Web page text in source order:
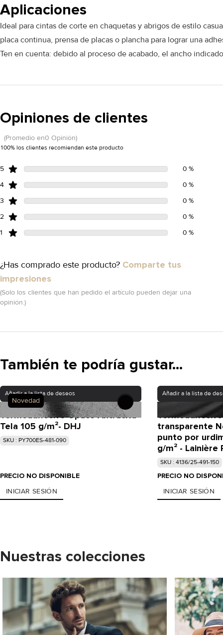
Aplicaciones
Ideal para cintas de corte en chaquetas y abrigos de estilo
placa continua, prensa de placas o plancha para lograr una
Ten en cuenta: debido al proceso de acabado, el ancho
Opiniones de clientes
(Promedio en0 Opinión)
100% los clientes recomiendan este producto
5
0 %
4
0 %
3
0 %
2
0 %
1
0 %
¿Has comprado este producto? Comparte tus
impresiones
(Solo los clientes que han pedido el artículo pueden dejar una
opinión.)
También te podría gustar...
Novedad
Añadir a la lista de deseos
Termoadhesivo Opaco Antracita
Tela 105 g/m²- DHJ
SKU : PY700ES-481-090
PRECIO NO DISPONIBLE
INICIAR SESIÓN
Añadir a la lista de
transparente
punto por
g/m² - Lainière
SKU : 4136/25-491-150
PRECIO NO
INICIAR SESIÓN
Nuestras colecciones